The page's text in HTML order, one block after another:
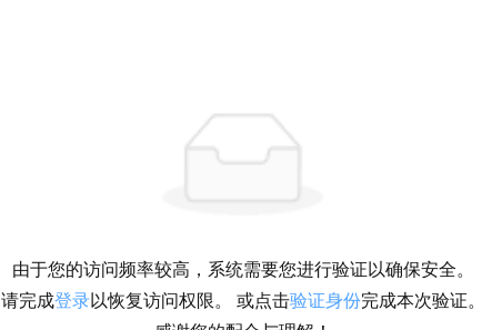
由于您的访问频率较高，系统需要您进行验证以确保安全。
请完成登录以恢复访问权限。 或点击验证身份完成本次验证。